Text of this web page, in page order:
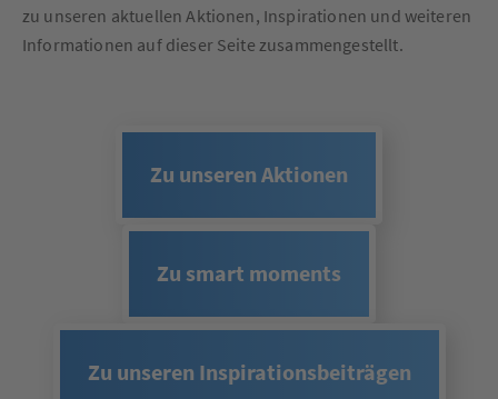
zu unseren aktuellen Aktionen, Inspirationen und weiteren
Informationen auf dieser Seite zusammengestellt.
Zu unseren Aktionen
Zu smart moments
Zu unseren Inspirationsbeiträgen